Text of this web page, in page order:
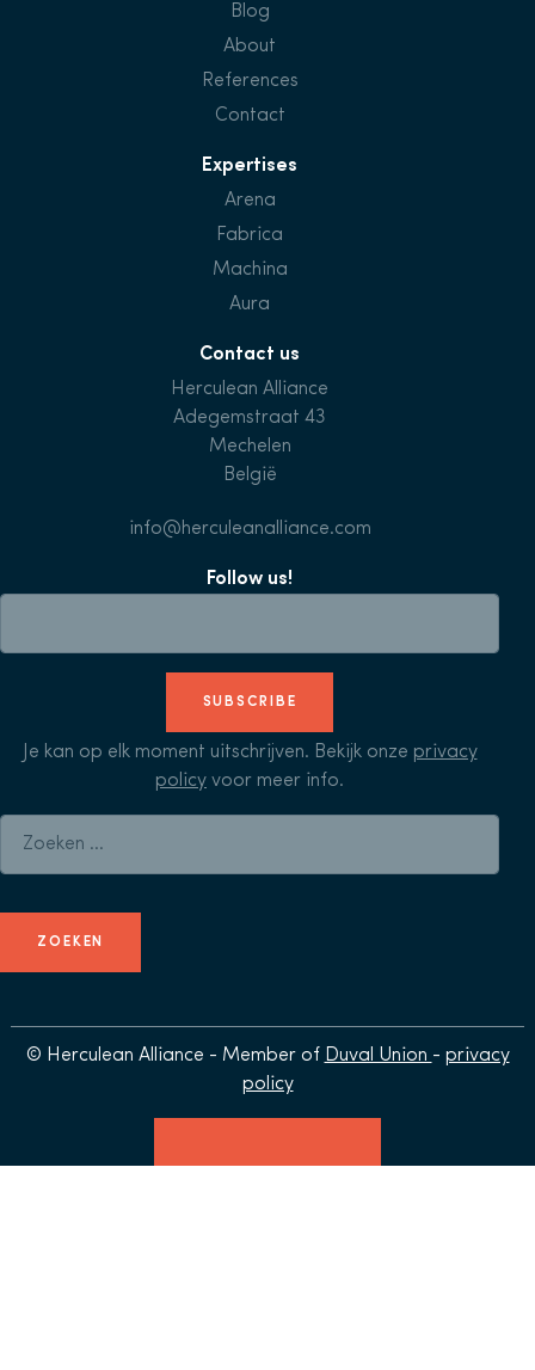
Blog
About
References
Contact
Expertises
Arena
Fabrica
Machina
Aura
Contact us
Herculean Alliance
Adegemstraat 43
Mechelen
België
info@herculeanalliance.com
Follow us!
SUBSCRIBE
Je kan op elk moment uitschrijven. Bekijk onze privacy
policy voor meer info.
© Herculean Alliance - Member of Duval Union - privacy
policy